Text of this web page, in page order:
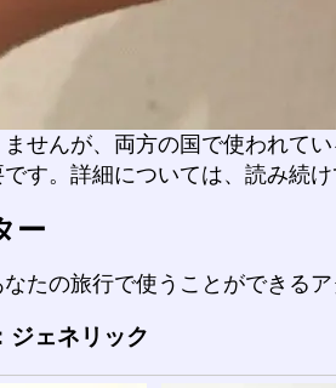
せんが、両方の国で使われて
す。詳細については、読み続け
ー
たの旅行で使うことができるア
ジェネリック